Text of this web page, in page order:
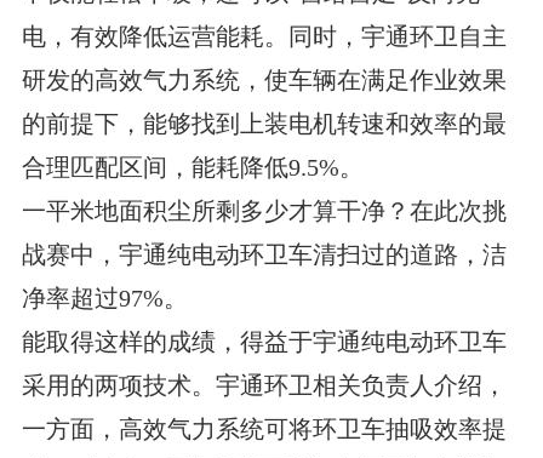
电，有效降低运营能耗。同时，宇通环卫自主
研发的高效气力系统，使车辆在满足作业效果
的前提下，能够找到上装电机转速和效率的最
合理匹配区间，能耗降低9.5%。
一平米地面积尘所剩多少才算干净？在此次挑
战赛中，宇通纯电动环卫车清扫过的道路，洁
净率超过97%。
能取得这样的成绩，得益于宇通纯电动环卫车
采用的两项技术。宇通环卫相关负责人介绍，
一方面，高效气力系统可将环卫车抽吸效率提